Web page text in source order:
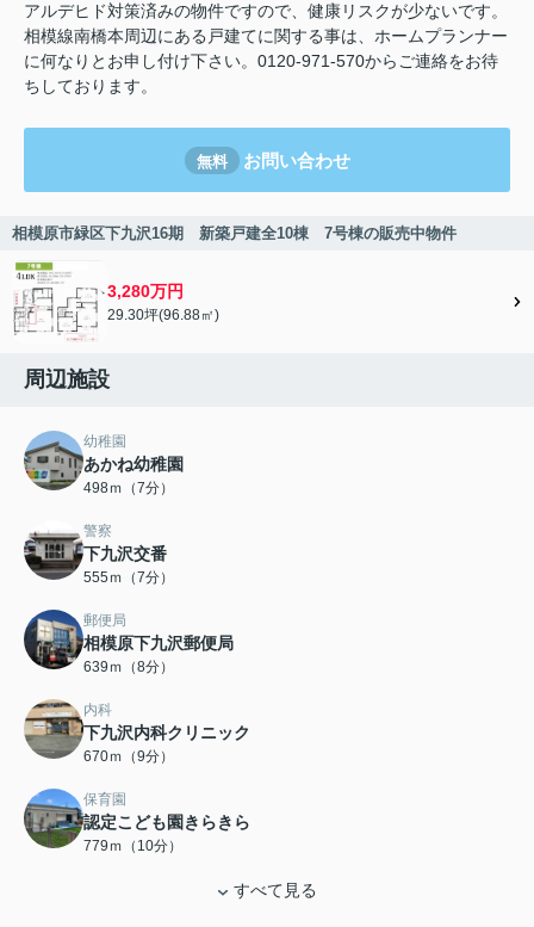
アルデヒド対策済みの物件ですので、健康リスクが少ないです。
相模線南橋本周辺にある戸建てに関する事は、ホームプランナー
に何なりとお申し付け下さい。0120-971-570からご連絡をお待
ちしております。
無料 お問い合わせ
相模原市緑区下九沢16期 新築戸建全10棟 7号棟の販売中物件
3,280万円
29.30坪(96.88㎡)
周辺施設
幼稚園
あかね幼稚園
498ｍ（7分）
警察
下九沢交番
555ｍ（7分）
郵便局
相模原下九沢郵便局
639ｍ（8分）
内科
下九沢内科クリニック
670ｍ（9分）
保育園
認定こども園きらきら
779ｍ（10分）
すべて見る